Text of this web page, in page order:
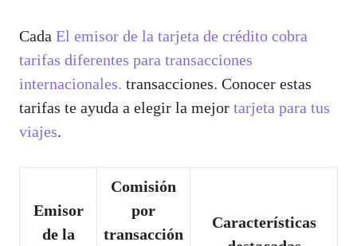
Cada El emisor de la tarjeta de crédito cobra
tarifas diferentes para transacciones
internacionales. transacciones. Conocer estas
tarifas te ayuda a elegir la mejor tarjeta para tus
viajes.
Emisor
de la
Comisión
por
transacción
Características